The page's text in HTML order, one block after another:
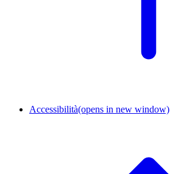
Accessibilità(opens in new window)